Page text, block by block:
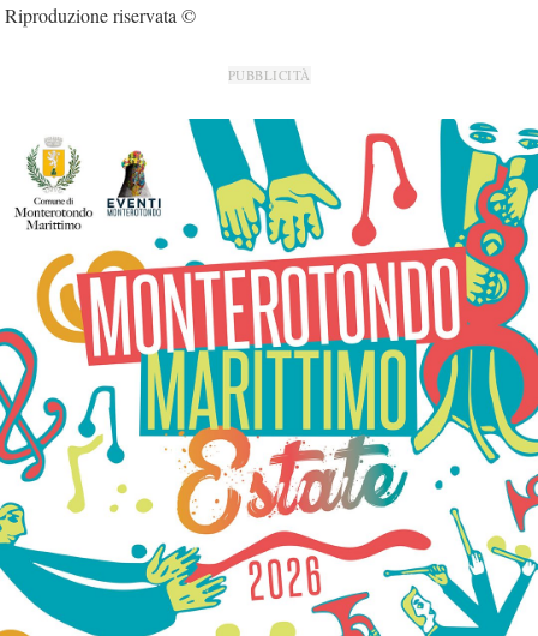
Riproduzione riservata ©
PUBBLICITÀ